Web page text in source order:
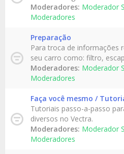
Moderadores: Moderador
Moderadores
Preparação
Para troca de informações
seu carro como: filtro,
Moderadores: Moderador
Moderadores
Faça você mesmo /
Tutoriais passo-a-passo
diversos no Vectra.
Moderadores: Moderador
Moderadores